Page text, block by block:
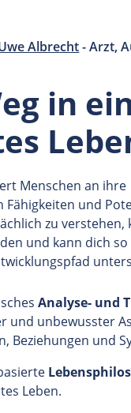
Albrecht- Arzt,
in
Menschen an ihre
Fähigkeiten und
zu verstehen,
und kann dich
Analyse- und
und unbewusster
Beziehungen und
Leben.